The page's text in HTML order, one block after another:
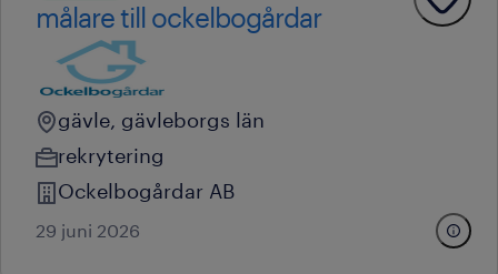
målare till ockelbogårdar
gävle, gävleborgs län
rekrytering
Ockelbogårdar AB
29 juni 2026